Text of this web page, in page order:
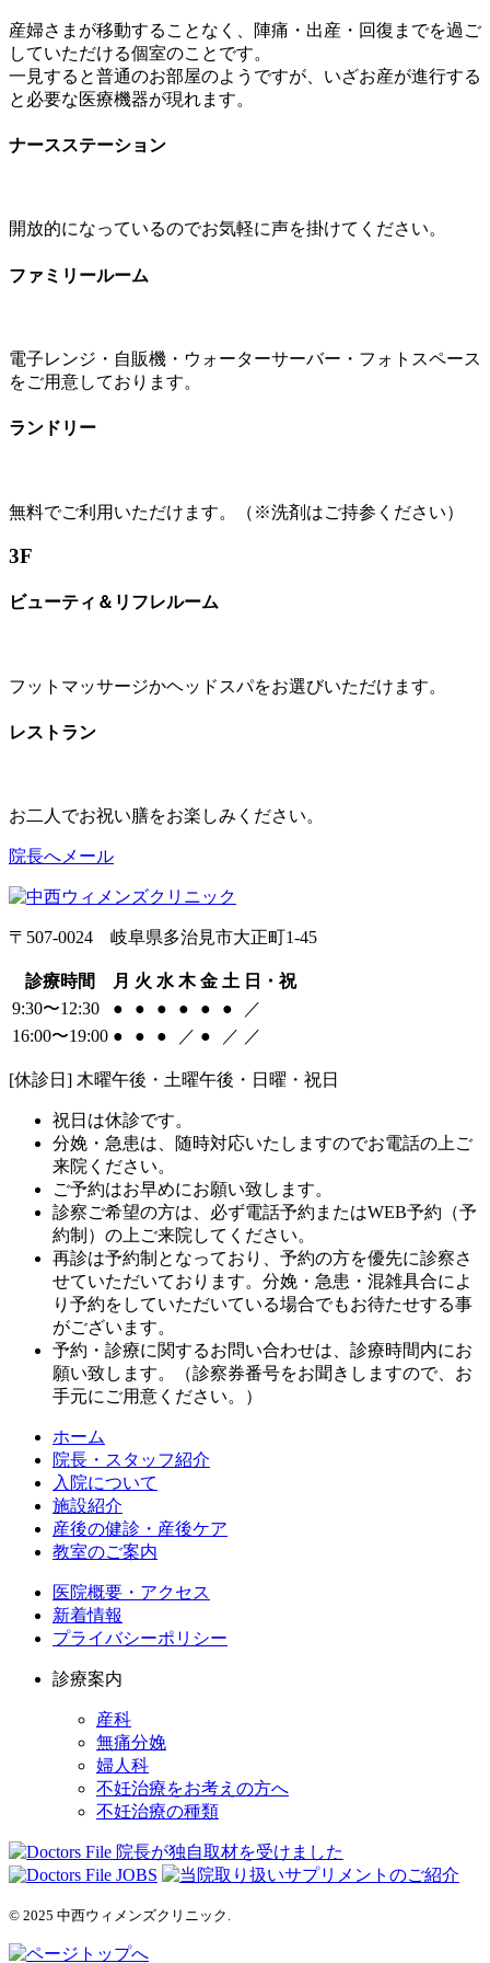
産婦さまが移動することなく、陣痛・出産・回復までを過ご
していただける個室のことです。
一見すると普通のお部屋のようですが、いざお産が進行する
と必要な医療機器が現れます。
ナースステーション
開放的になっているのでお気軽に声を掛けてください。
ファミリールーム
電子レンジ・自販機・ウォーターサーバー・フォトスペース
をご用意しております。
ランドリー
無料でご利用いただけます。（※洗剤はご持参ください）
3F
ビューティ＆リフレルーム
フットマッサージかヘッドスパをお選びいただけます。
レストラン
お二人でお祝い膳をお楽しみください。
院長へメール
〒507-0024 岐阜県多治見市大正町1-45
診療時間 月 火 水 木 金 土 日・祝
9:30〜12:30
● ● ● ● ● ●
／
16:00〜19:00 ● ● ● ／ ● ／ ／
[休診日] 木曜午後・土曜午後・日曜・祝日
祝日は休診です。
分娩・急患は、随時対応いたしますのでお電話の上ご
来院ください。
ご予約はお早めにお願い致します。
診察ご希望の方は、必ず電話予約またはWEB予約（予
約制）の上ご来院してください。
再診は予約制となっており、予約の方を優先に診察さ
せていただいております。分娩・急患・混雑具合によ
り予約をしていただいている場合でもお待たせする事
がございます。
予約・診療に関するお問い合わせは、診療時間内にお
願い致します。（診察券番号をお聞きしますので、お
手元にご用意ください。）
ホーム
院長・スタッフ紹介
入院について
施設紹介
産後の健診・産後ケア
教室のご案内
医院概要・アクセス
新着情報
プライバシーポリシー
診療案内
産科
無痛分娩
婦人科
不妊治療をお考えの方へ
不妊治療の種類
© 2025 中西ウィメンズクリニック.